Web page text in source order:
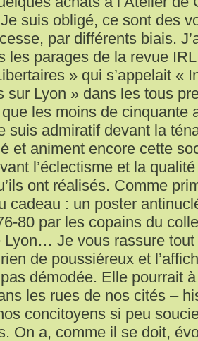
suis obligé, ce sont des
par différents biais.
les parages de la revue
» qui s’appelait «
sur Lyon » dans les tous
les moins de cinquante
suis admiratif devant la
et animent encore cette
l’éclectisme et la
ont réalisés. Comme
cadeau : un poster
80 par les copains du
Lyon… Je vous rassure
de poussiéreux et
démodée. Elle pourrait
les rues de nos cités –
concitoyens si peu
On a, comme il se doit,